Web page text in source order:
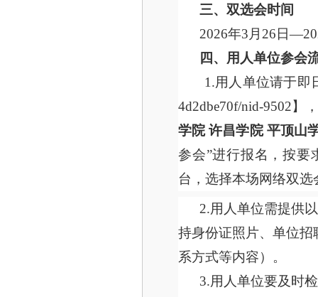
三、双选会时间
2026年3 月 26 日
四、用人单位参会
1.用人单位请于即
4d2dbe70f/nid-9502】
学院 许昌学院 平顶山
参会”进行报名，按要
台，选择本场网络双选
2.用人单位需提供
持身份证照片、单位
系方式等内容）。
3.用人单位要及时